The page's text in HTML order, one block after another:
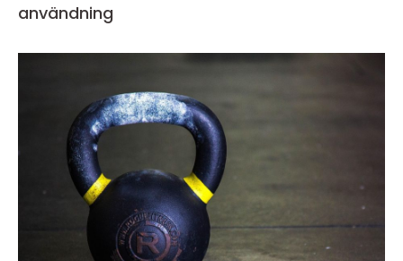
användning